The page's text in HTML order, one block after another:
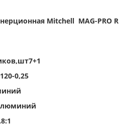
Mitchell MAG-PRO R
0,25